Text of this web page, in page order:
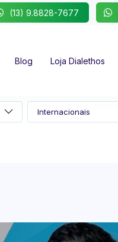
(13) 9.8828-7677
Blog
Loja Dialethos